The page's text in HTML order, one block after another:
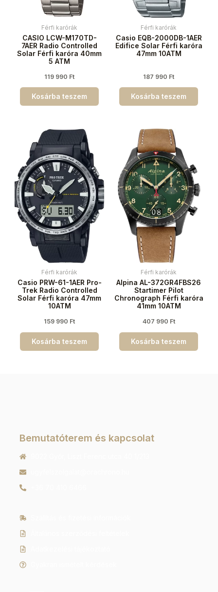
Férfi karórák
CASIO LCW-M170TD-
7AER Radio Controlled
Solar Férfi karóra 40mm
5 ATM
119 990 Ft
Kosárba teszem
Férfi karórák
Casio EQB-2000DB-1AER
Edifice Solar Férfi karóra
47mm 10ATM
187 990 Ft
Kosárba teszem
Férfi karórák
Casio PRW-61-1AER Pro-
Trek Radio Controlled
Solar Férfi karóra 47mm
10ATM
159 990 Ft
Kosárba teszem
Férfi karórák
Alpina AL-372GR4FBS26
Startimer Pilot
Chronograph Férfi karóra
41mm 10ATM
407 990 Ft
Kosárba teszem
Bemutatóterem és kapcsolat